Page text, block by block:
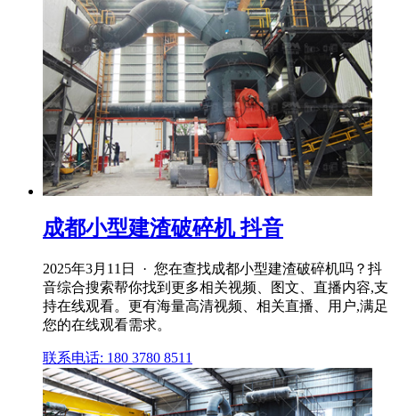
成都小型建渣破碎机 抖音
2025年3月11日 · 您在查找成都小型建渣破碎机吗？抖
音综合搜索帮你找到更多相关视频、图文、直播内容,支
持在线观看。更有海量高清视频、相关直播、用户,满足
您的在线观看需求。
联系电话: 180 3780 8511